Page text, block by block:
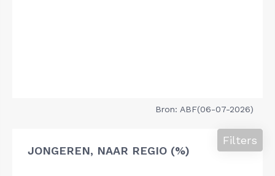
Bron: ABF(06-07-2026)
JONGEREN, NAAR REGIO (%)
Filters